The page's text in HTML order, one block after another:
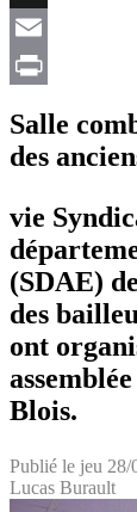
X
Email
Salle
des
vie
(SDAE)
des
ont
Blois.
Publié le jeu 28/
Lucas Burault